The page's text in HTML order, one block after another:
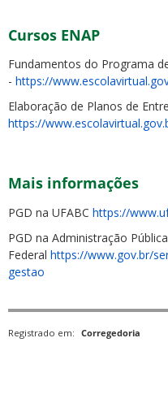
Cursos ENAP
Fundamentos do Programa
- https://
Elaboração de Planos de
https://
Mais informações
PGD na UFABC https://
PGD na Administração Pública
Federal https://www.gov.br/
gestao
Registrado em: Corregedoria